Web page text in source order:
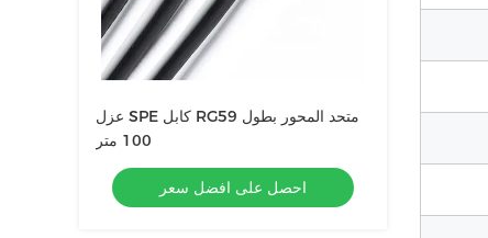
عزل SPE كابل RG59 متحد المحور بطول
100 متر
احصل على افضل سعر